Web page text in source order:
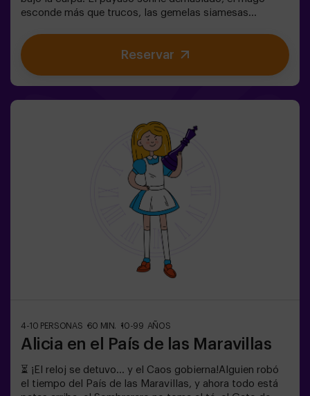
esconde más que trucos, las gemelas siamesas
muy raro. ¿Qué se esconde bajo la carpa de este circo y
qué es lo que quiere su cruel director?No todos los
circos hacen reír. En este, los aplausos pueden ser lo
salida. Un escape room tan divertido como
escalofriante...¿Eres lo suficientemente valiente para
entrar? 🎟️✅ Ideal para planes con amigos | parejas |
adolescentes❗Los jugadores menores de 15 años
deberán entrar acompañados de al menos un adulto.
🧑‍🚀 Existe la opción de que les acompañe uno de
nuestros monitores en la aventura, consúltanos las
Reservar
4-10 PERSONAS 60 MIN. 10-99 AÑOS
Alicia en el País de las Maravillas
⏳ ¡El reloj se detuvo… y el Caos gobierna!Alguien robó
el tiempo del País de las Maravillas, y ahora todo está